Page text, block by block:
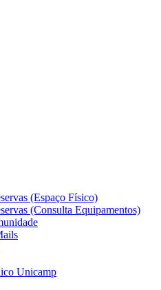
(Espaço Físico)
(Consulta Equipamentos)
Unicamp